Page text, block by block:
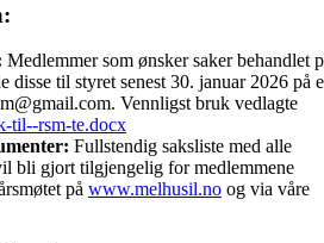
Medlemmer som ønsker saker behandlet
disse til styret senest 30. januar 2026 på
. Vennligst bruk vedlagte
til--rsm-te.docx
Fullstendig saksliste med alle
bli gjort tilgjengelig for medlemmene
på www.melhusil.no og via våre